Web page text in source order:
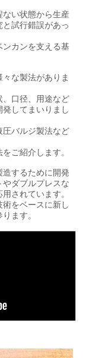
ない状態から生産
試行錯誤があっ
ンカンを支える基
な製法がありま
口径、用途など
してまいりまし
バルジ製法など
ご紹介します。
するために開発
ダブルプレスな
されています。
をベースに新し
ます。